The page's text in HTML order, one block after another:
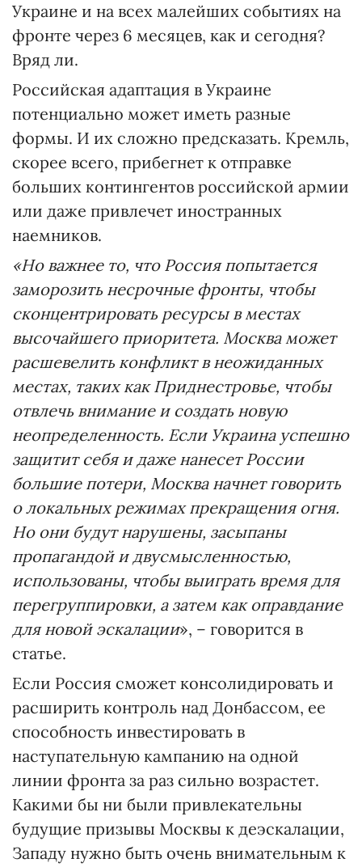
Украине и на всех малейших событиях на
фронте через 6 месяцев, как и сегодня?
Вряд ли.
Российская адаптация в Украине
потенциально может иметь разные
формы. И их сложно предсказать. Кремль,
скорее всего, прибегнет к отправке
больших контингентов российской армии
или даже привлечет иностранных
наемников.
«Но важнее то, что Россия попытается
заморозить несрочные фронты, чтобы
сконцентрировать ресурсы в местах
высочайшего приоритета. Москва может
расшевелить конфликт в неожиданных
местах, таких как Приднестровье, чтобы
отвлечь внимание и создать новую
неопределенность. Если Украина успешно
защитит себя и даже нанесет России
большие потери, Москва начнет говорить
о локальных режимах прекращения огня.
Но они будут нарушены, засыпаны
пропагандой и двусмысленностью,
использованы, чтобы выиграть время для
перегруппировки, а затем как оправдание
для новой эскалации», – говорится в
статье.
Если Россия сможет консолидировать и
расширить контроль над Донбассом, ее
способность инвестировать в
наступательную кампанию на одной
линии фронта за раз сильно возрастет.
Какими бы ни были привлекательны
будущие призывы Москвы к деэскалации,
Западу нужно быть очень внимательным к